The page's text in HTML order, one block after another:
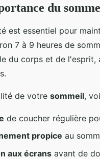
du
est essentiel pour
7 à 9 heures de
du corps et de l'esprit,
de votre sommeil,
de coucher régulière
propice au
aux écrans avant de